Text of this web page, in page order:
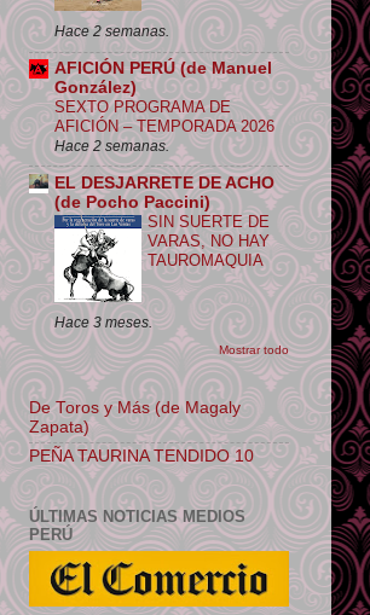
Hace 2 semanas.
AFICIÓN PERÚ (de Manuel
González)
SEXTO PROGRAMA DE
AFICIÓN – TEMPORADA 2026
Hace 2 semanas.
EL DESJARRETE DE ACHO
(de Pocho Paccini)
SIN SUERTE DE
VARAS, NO HAY
TAUROMAQUIA
Hace 3 meses.
Mostrar todo
De Toros y Más (de Magaly
Zapata)
PEÑA TAURINA TENDIDO 10
ÚLTIMAS NOTICIAS MEDIOS
PERÚ